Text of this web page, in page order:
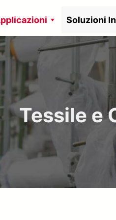
Soluzioni
Tessile e